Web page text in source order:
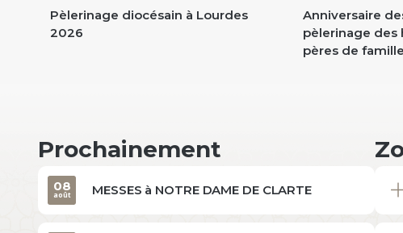
Pèlerinage diocésain à Lourdes
2026
Anniversaire
pèlerinage des
pères de famille
Prochainement
MESSES à NOTRE DAME DE CLARTE
08
août